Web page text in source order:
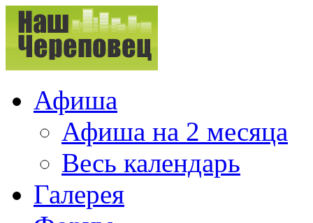
Афиша
Афиша на 2 месяца
Весь календарь
Галерея